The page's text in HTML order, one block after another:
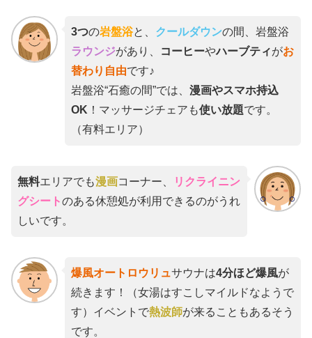
3つの岩盤浴と、 クールダウンの間、岩盤浴
ラウンジがあり、 コーヒーやハーブティがお
替わり自由です♪
岩盤浴“石癒の間”では、 漫画やスマホ持込
OK ！マッサージチェアも使い放題です。
（有料エリア）
無料エリアでも漫画コーナー、
リクライニン
グシートのある休憩処が利用できるのがうれ
しいです。
爆風オートロウリュサウナは4分ほど爆風が
続きます！（女湯はすこしマイルドなようで
す）イベントで熱波師が来ることもあるそう
です。